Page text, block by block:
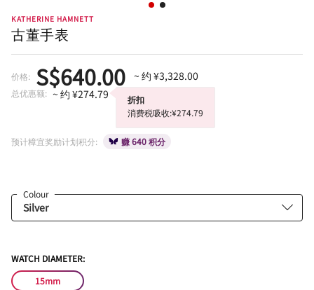
KATHERINE HAMNETT
古董手表
价格: S$640.00 ~ 约 ¥3,328.00
总优惠额: ~ 约 ¥274.79
折扣
消费税吸收:¥274.79
预计樟宜奖励计划积分: 赚 640 积分
WATCH DIAMETER:
15mm
Colour